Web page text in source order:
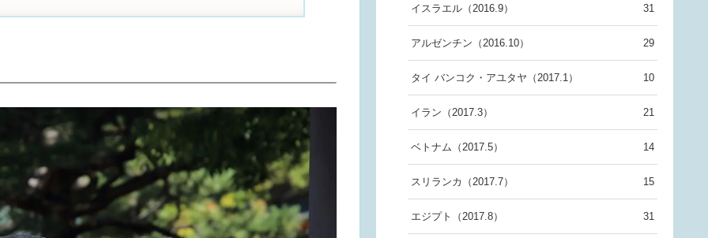
イスラエル（2016.9） 31
アルゼンチン（2016.10） 29
タイ バンコク・アユタヤ（2017.1） 10
イラン（2017.3） 21
ベトナム（2017.5） 14
スリランカ（2017.7） 15
エジプト（2017.8） 31